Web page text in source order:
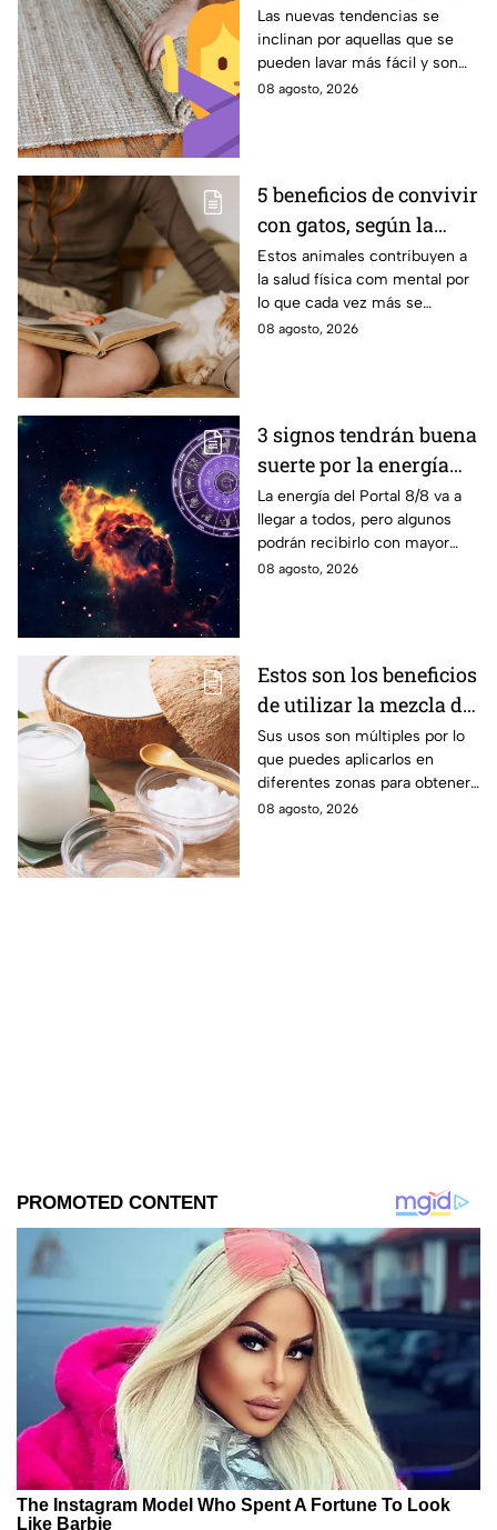
las alternativas
modernas para colocar
en tu piso
Las nuevas tendencias se
inclinan por aquellas que se
pueden lavar más fácil y son
menos pesadas.
08 agosto, 2026
5 beneficios de convivir
con gatos, según la
ciencia
Estos animales contribuyen a
la salud física com mental por
lo que cada vez más se
recomienda su presencia.
08 agosto, 2026
3 signos tendrán buena
suerte por la energía
del Portal del León
La energía del Portal 8/8 va a
llegar a todos, pero algunos
podrán recibirlo con mayor
énfasis.
08 agosto, 2026
Estos son los beneficios
de utilizar la mezcla de
aceite de coco y
bicarbonato
Sus usos son múltiples por lo
que puedes aplicarlos en
diferentes zonas para obtener
beneficios.
08 agosto, 2026